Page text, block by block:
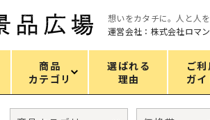
想いをカタチに。人と人
運営会社：株式会社ロマン
商品
カテゴリ
選ばれる
理由
ご利
ガイ
カテゴリ